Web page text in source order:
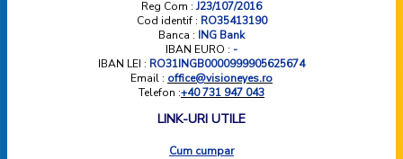
Reg Com : J23/107/2016
Cod identif : RO35413190
Banca : ING Bank
IBAN EURO : -
IBAN LEI : RO31INGB0000999905625674
Email : office@visioneyes.ro
Telefon :+40 731 947 043
LINK-URI UTILE
Cum cumpar